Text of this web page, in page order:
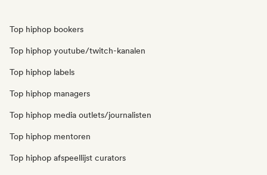
Top hiphop bookers
Top hiphop youtube/twitch-kanalen
Top hiphop labels
Top hiphop managers
Top hiphop media outlets/journalisten
Top hiphop mentoren
Top hiphop afspeellijst curators